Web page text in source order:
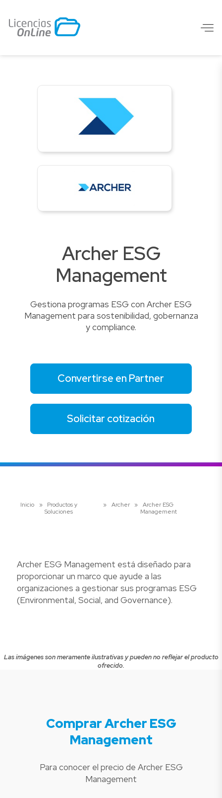
Archer ESG
Management
Gestiona programas ESG con Archer ESG
Management para sostenibilidad, gobernanza
y compliance.
Convertirse en Partner
Solicitar cotización
Inicio »
Productos y
Soluciones
» Archer »
Archer ESG
Management
Archer ESG Management está diseñado para
proporcionar un marco que ayude a las
organizaciones a gestionar sus programas ESG
(Environmental, Social, and Governance).
Las imágenes son meramente ilustrativas y pueden no reflejar el producto
ofrecido.
Comprar Archer ESG
Management
Para conocer el precio de Archer ESG
Management